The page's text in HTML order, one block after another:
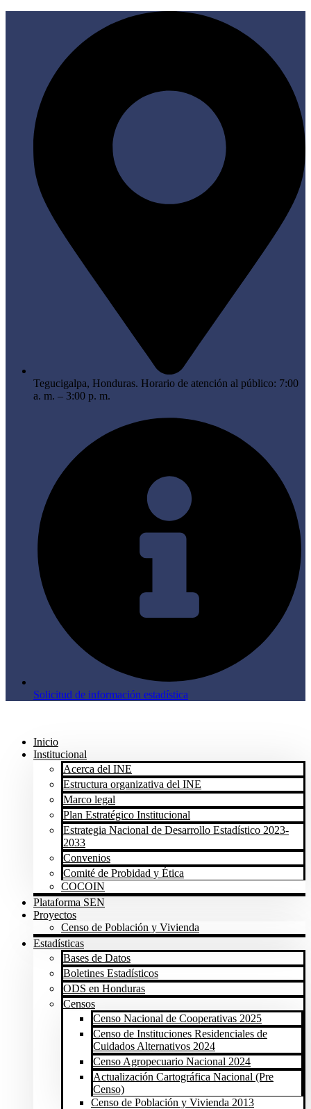
Tegucigalpa, Honduras. Horario de atención al público: 7:00
a. m. – 3:00 p. m.
Solicitud de información estadística
Inicio
Institucional
Acerca del INE
Estructura organizativa del INE
Marco legal
Plan Estratégico Institucional
Estrategia Nacional de Desarrollo Estadístico 2023-
2033
Convenios
Comité de Probidad y Ética
COCOIN
Plataforma SEN
Proyectos
Censo de Población y Vivienda
Estadísticas
Bases de Datos
Boletines Estadísticos
ODS en Honduras
Censos
Censo Nacional de Cooperativas 2025
Censo de Instituciones Residenciales de
Cuidados Alternativos 2024
Censo Agropecuario Nacional 2024
Actualización Cartográfica Nacional (Pre
Censo)
Censo de Población y Vivienda 2013